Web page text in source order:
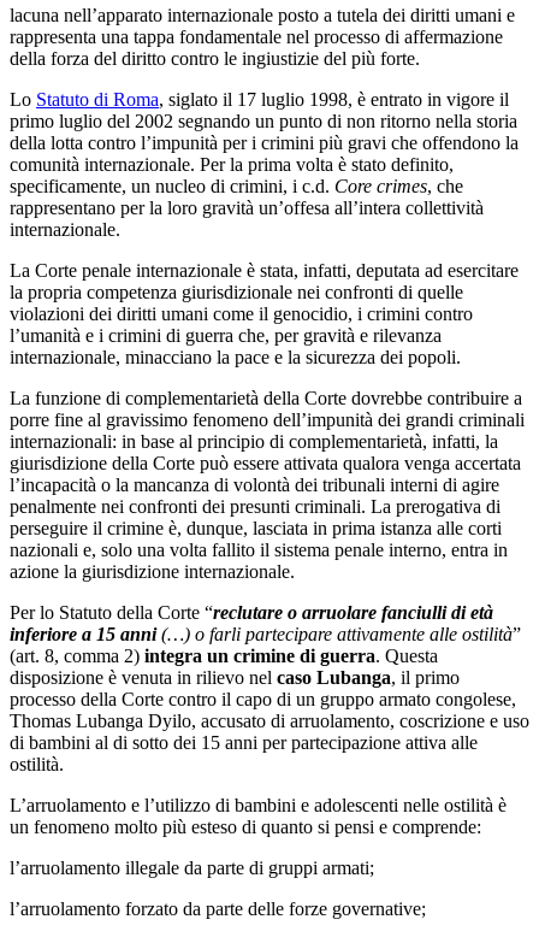
lacuna nell’apparato internazionale posto a tutela dei diritti umani e
rappresenta una tappa fondamentale nel processo di affermazione
della forza del diritto contro le ingiustizie del più forte.
Lo Statuto di Roma, siglato il 17 luglio 1998, è entrato in vigore il
primo luglio del 2002 segnando un punto di non ritorno nella storia
della lotta contro l’impunità per i crimini più gravi che offendono la
comunità internazionale. Per la prima volta è stato definito,
specificamente, un nucleo di crimini, i c.d. Core crimes, che
rappresentano per la loro gravità un’offesa all’intera collettività
internazionale.
La Corte penale internazionale è stata, infatti, deputata ad esercitare
la propria competenza giurisdizionale nei confronti di quelle
violazioni dei diritti umani come il genocidio, i crimini contro
l’umanità e i crimini di guerra che, per gravità e rilevanza
internazionale, minacciano la pace e la sicurezza dei popoli.
La funzione di complementarietà della Corte dovrebbe contribuire a
porre fine al gravissimo fenomeno dell’impunità dei grandi criminali
internazionali: in base al principio di complementarietà, infatti, la
giurisdizione della Corte può essere attivata qualora venga accertata
l’incapacità o la mancanza di volontà dei tribunali interni di agire
penalmente nei confronti dei presunti criminali. La prerogativa di
perseguire il crimine è, dunque, lasciata in prima istanza alle corti
nazionali e, solo una volta fallito il sistema penale interno, entra in
azione la giurisdizione internazionale.
Per lo Statuto della Corte “reclutare o arruolare fanciulli di età
inferiore a 15 anni(…) o farli partecipare attivamente alle ostilità”
(art. 8, comma 2) integra un crimine di guerra. Questa
disposizione è venuta in rilievo nel caso Lubanga, il primo
processo della Corte contro il capo di un gruppo armato congolese,
Thomas Lubanga Dyilo, accusato di arruolamento, coscrizione e uso
di bambini al di sotto dei 15 anni per partecipazione attiva alle
ostilità.
L’arruolamento e l’utilizzo di bambini e adolescenti nelle ostilità è
un fenomeno molto più esteso di quanto si pensi e comprende:
l’arruolamento illegale da parte di gruppi armati;
l’arruolamento forzato da parte delle forze governative;